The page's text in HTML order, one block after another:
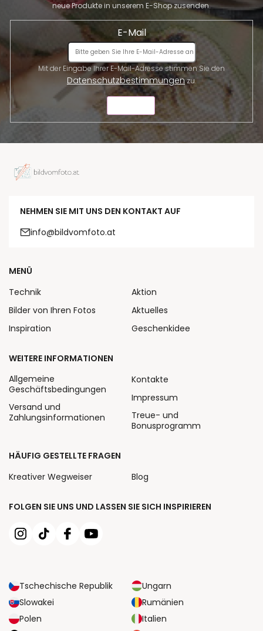
neue Produkte in unserem E-Shop zusenden.
E-Mail
Datenschutzbestimmungenzu.
NEHMEN SIE MIT UNS DEN KONTAKT AUF
info@bildvomfoto.at
FOLGEN SIE UNS UND LASSEN SIE SICH INSPIRIEREN
Tschechische Republik
Ungarn
Slowakei
Rumänien
Polen
Italien
MENÜ
Technik
Bilder von Ihren Fotos
Inspiration
Aktion
Aktuelles
Geschenkidee
WEITERE INFORMATIONEN
Allgemeine
Geschäftsbedingungen
Versand und
Zahlungsinformationen
Kontakte
Impressum
Treue- und
Bonusprogramm
HÄUFIG GESTELLTE FRAGEN
Kreativer Wegweiser
Blog